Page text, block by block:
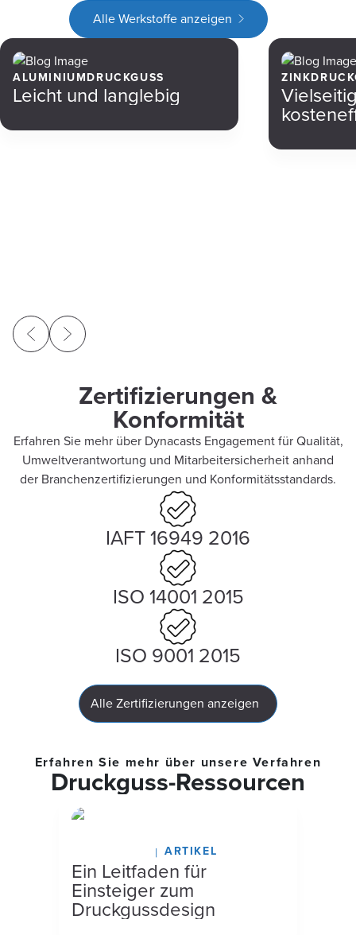
Alle Werkstoffe anzeigen
ALUMINIUMDRUCKGUSS
Leicht und langlebig
Zertifizierungen &
Konformität
Erfahren Sie mehr über Dynacasts Engagement für Qualität,
Umweltverantwortung und Mitarbeitersicherheit anhand
der Branchenzertifizierungen und Konformitätsstandards.
IAFT 16949 2016
ISO 14001 2015
ISO 9001 2015
Alle Zertifizierungen anzeigen
Erfahren Sie mehr über unsere Verfahren
Druckguss-Ressourcen
ARTIKEL
Ein Leitfaden für
Einsteiger zum
Druckgussdesign